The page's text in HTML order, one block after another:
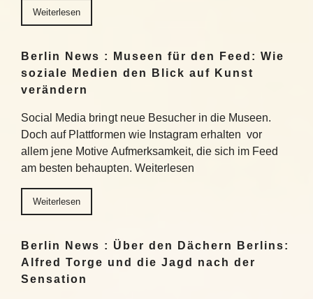
Weiterlesen
Berlin News : Museen für den Feed: Wie
soziale Medien den Blick auf Kunst
verändern
Social Media bringt neue Besucher in die Museen.
Doch auf Plattformen wie Instagram erhalten vor
allem jene Motive Aufmerksamkeit, die sich im Feed
am besten behaupten. Weiterlesen
Weiterlesen
Berlin News : Über den Dächern Berlins:
Alfred Torge und die Jagd nach der
Sensation